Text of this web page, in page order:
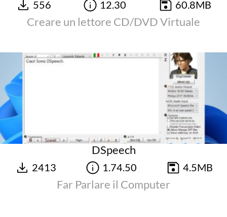
556 12.30 60.8MB
Creare un lettore CD/DVD Virtuale
DSpeech
2413 1.74.50 4.5MB
Far Parlare il Computer